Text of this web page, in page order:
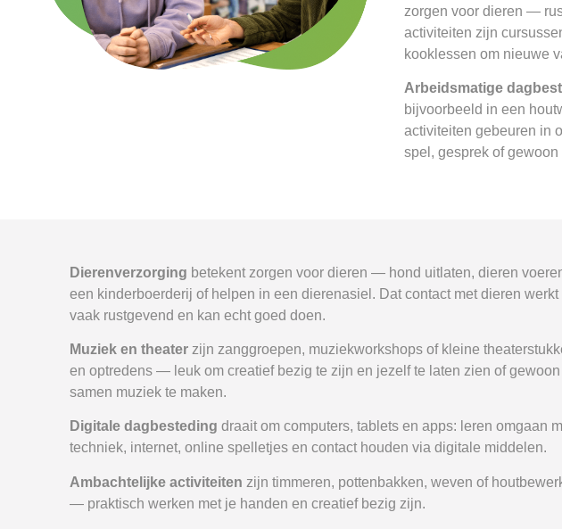
zorgen voor dieren —
activiteiten zijn
kooklessen om nieuwe
Arbeidsmatige
bijvoorbeeld in een
activiteiten gebeuren in
spel, gesprek of
Dierenverzorging betekent zorgen voor dieren — hond uitlaten, dieren
een kinderboerderij of helpen in een dierenasiel. Dat contact met dieren werkt
vaak rustgevend en kan echt goed doen.
Muziek en theater zijn zanggroepen, muziekworkshops of kleine
en optredens — leuk om creatief bezig te zijn en jezelf te laten zien of
samen muziek te maken.
Digitale dagbesteding draait om computers, tablets en apps: leren omgaan
techniek, internet, online spelletjes en contact houden via digitale middelen.
Ambachtelijke activiteiten zijn timmeren, pottenbakken, weven of
— praktisch werken met je handen en creatief bezig zijn.